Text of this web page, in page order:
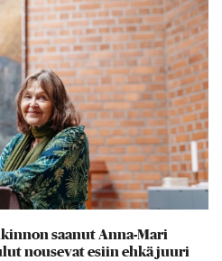
saanut Anna-Mari
nousevat esiin ehkä juuri